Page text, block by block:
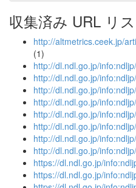
収集済み URL リ
http://altmetrics.ceek.jp/
(1)
http://dl.ndl.go.jp/
http://dl.ndl.go.jp/
http://dl.ndl.go.jp/
http://dl.ndl.go.jp/
http://dl.ndl.go.jp/
http://dl.ndl.go.jp/
http://dl.ndl.go.jp/
http://dl.ndl.go.jp/
https://dl.ndl.go.jp/
https://dl.ndl.go.jp/